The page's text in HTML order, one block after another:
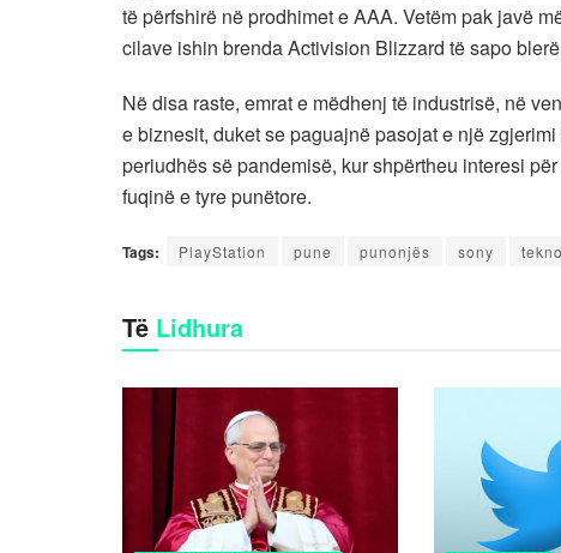
të përfshirë në prodhimet e AAA. Vetëm pak javë
cilave ishin brenda Activision Blizzard të sapo
Në disa raste, emrat e mëdhenj të industrisë, në
e biznesit, duket se paguajnë pasojat e një
periudhës së pandemisë, kur shpërtheu interesi
fuqinë e tyre punëtore.
Tags: PlayStation pune punonjës sony
Të Lidhura